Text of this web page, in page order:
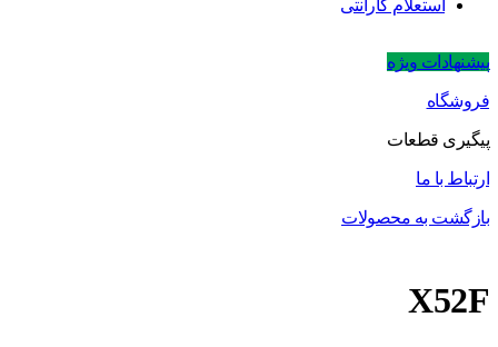
استعلام گارانتی
پیشنهادات ویژه
فروشگاه
پیگیری قطعات
ارتباط با ما
بازگشت به محصولات
X52F